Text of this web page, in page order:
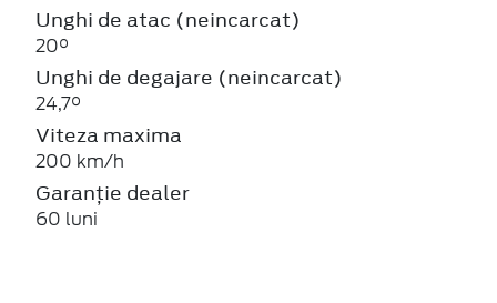
Unghi de atac (neincarcat)
20°
Unghi de degajare (neincarcat)
24,7°
Viteza maxima
200 km/h
Garanție dealer
60 luni